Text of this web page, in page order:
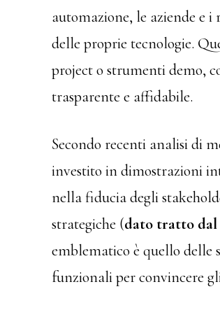
automazione, le aziende e
delle proprie tecnologie.
project o strumenti demo,
trasparente e affidabile.
Secondo recenti analisi di
investito in dimostrazioni
nella fiducia degli
strategiche (dato tratto dal
emblematico è quello delle
funzionali per convincere